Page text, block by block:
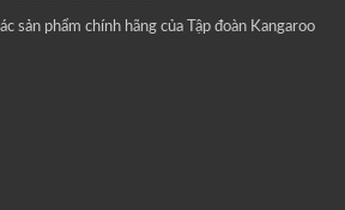
sản phẩm chính hãng của Tập đoàn Kangaroo